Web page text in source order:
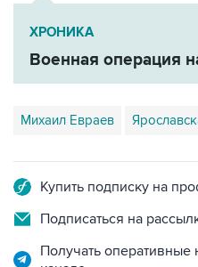
ХРОНИКА
Военная операция
Михаил Евраев
Купить подписку на
Подписаться на
Получать